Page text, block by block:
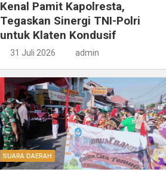
Kenal Pamit Kapolresta,
Tegaskan Sinergi TNI-Polri
untuk Klaten Kondusif
31 Juli 2026 admin
SUARA DAERAH